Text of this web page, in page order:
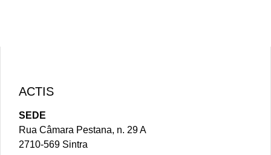
ACTIS
SEDE
Rua Câmara Pestana, n. 29 A
2710-569 Sintra